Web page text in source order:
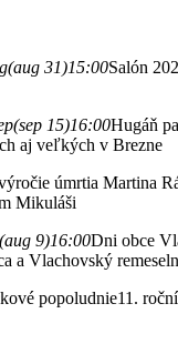
(aug 31)15:00Salón
(sep 15)16:00Hugáň
aj veľkých v Brezne
úmrtia Martina
Mikuláši
(aug 9)16:00Dni obce
a Vlachovský
popoludnie11.